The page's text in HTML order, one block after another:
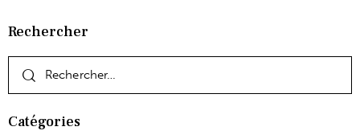
Rechercher
Catégories